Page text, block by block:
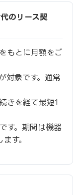
のリース契
もとに月額をご
対象です。通常
きを経て最短1
す。期間は機器
す。